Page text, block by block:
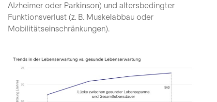
Alzheimer oder Parkinson) und altersbedingter
Funktionsverlust (z. B. Muskelabbau oder
Mobilitätseinschränkungen).